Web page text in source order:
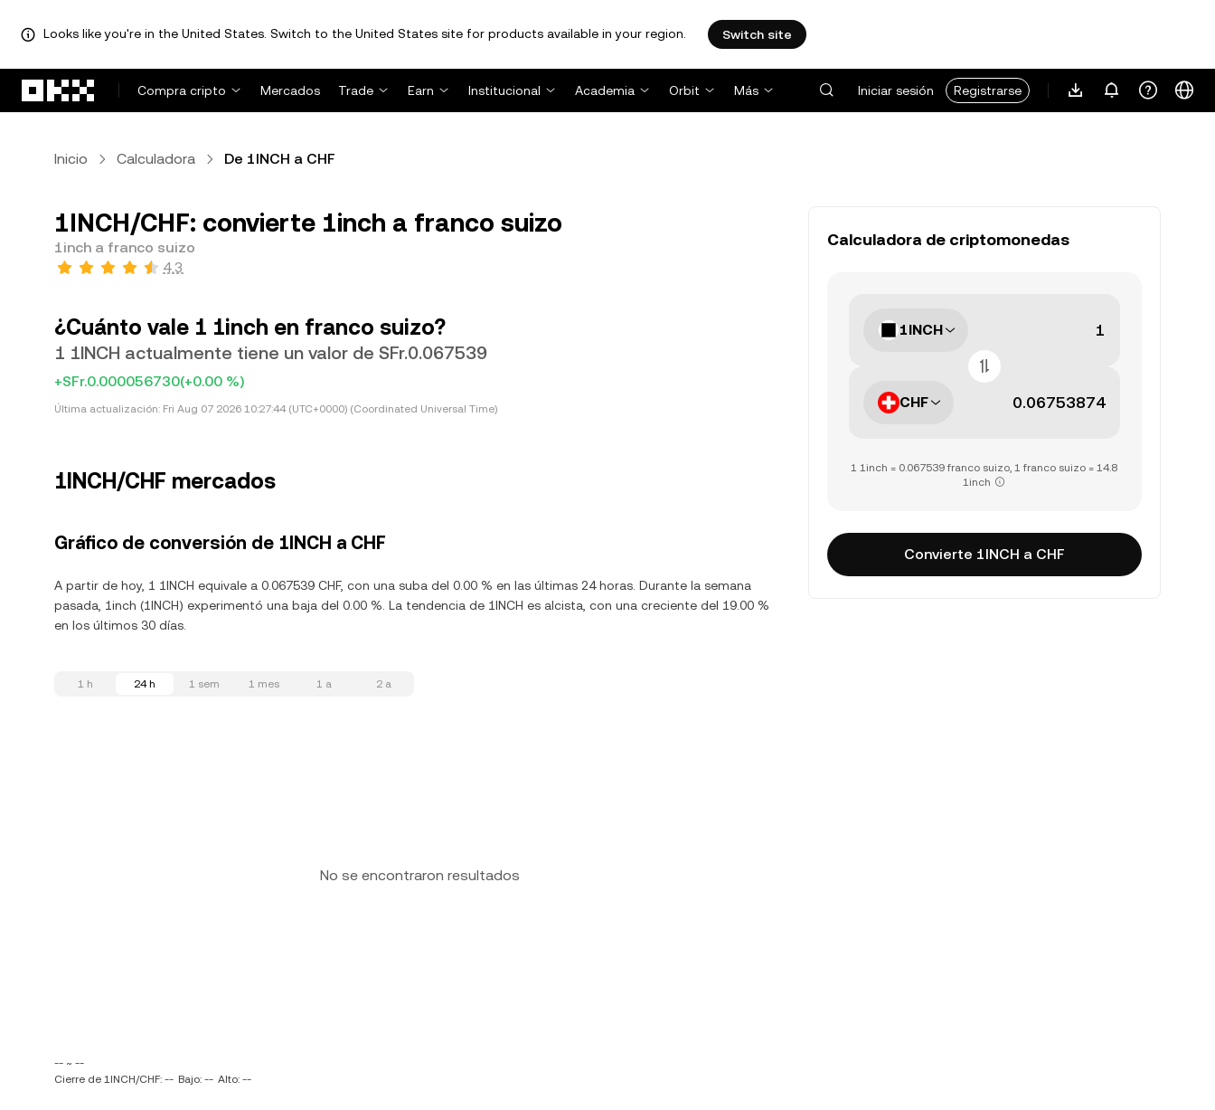
Looks like you're in the United States. Switch to the United States site for products available in your region. Switch site
Compra cripto
Mercados Trade Earn Institucional Academia Orbit Más Iniciar sesión Registrarse
Inicio Calculadora De 1INCH a CHF
1INCH/CHF: convierte 1inch a franco suizo
1inch a franco suizo
4.3
¿Cuánto vale 1 1inch en franco suizo?
1 1INCH actualmente tiene un valor de SFr.0.067539
+SFr.0.000056730(+0.00 %)
Última actualización: Fri Aug 07 2026 10:27:44 (UTC+0000) (Coordinated Universal Time)
1INCH/CHF mercados
Gráfico de conversión de 1INCH a CHF
A partir de hoy, 1 1INCH equivale a 0.067539 CHF, con una suba del 0.00 % en las últimas 24 horas. Durante la semana
pasada, 1inch (1INCH) experimentó una baja del 0.00 %. La tendencia de 1INCH es alcista, con una creciente del 19.00 %
en los últimos 30 días.
1 h 24 h 1 sem 1 mes 1 a 2 a
No se encontraron resultados
-- ~ --
Cierre de 1INCH/CHF: -- Bajo: -- Alto: --
Calculadora de criptomonedas
1INCH
CHF
1 1inch = 0.067539 franco suizo, 1 franco suizo = 14.8
1inch
Convierte 1INCH a CHF